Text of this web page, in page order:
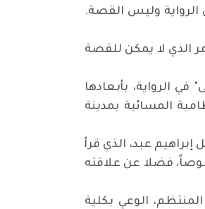
الرواية وليس القصة.
الذي لا يمكن للقصة
الرواية، بأبعادها
المسائية بمدينة
عبد، الذي قرأ
فضلا عن علاقته
الوعي بكلية